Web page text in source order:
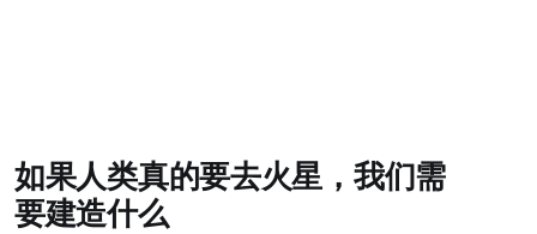
如果人类真的要去火星，我们需
要建造什么